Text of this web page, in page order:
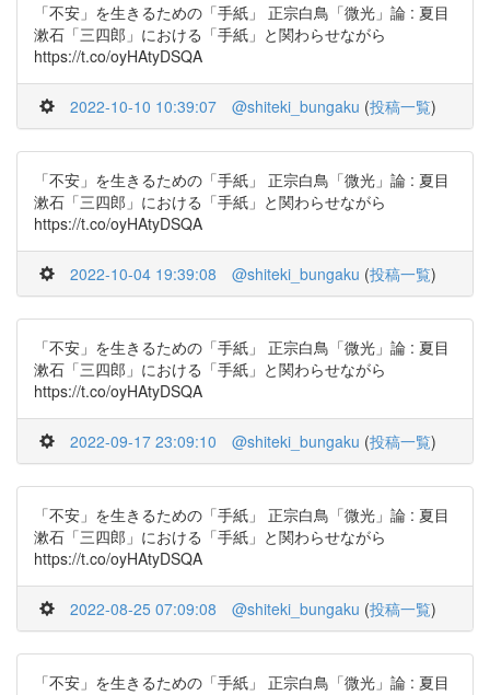
「不安」を生きるための「手紙」 正宗白鳥「微光」論 : 夏目
漱石「三四郎」における「手紙」と関わらせながら
https://t.co/oyHAtyDSQA
2022-10-10 10:39:07 @shiteki_bungaku (投稿一覧)
「不安」を生きるための「手紙」 正宗白鳥「微光」論 : 夏目
漱石「三四郎」における「手紙」と関わらせながら
https://t.co/oyHAtyDSQA
2022-10-04 19:39:08 @shiteki_bungaku (投稿一覧)
「不安」を生きるための「手紙」 正宗白鳥「微光」論 : 夏目
漱石「三四郎」における「手紙」と関わらせながら
https://t.co/oyHAtyDSQA
2022-09-17 23:09:10 @shiteki_bungaku (投稿一覧)
「不安」を生きるための「手紙」 正宗白鳥「微光」論 : 夏目
漱石「三四郎」における「手紙」と関わらせながら
https://t.co/oyHAtyDSQA
2022-08-25 07:09:08 @shiteki_bungaku (投稿一覧)
「不安」を生きるための「手紙」 正宗白鳥「微光」論 : 夏目